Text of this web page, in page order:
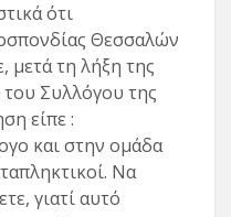
ότι
Θεσσαλών
μετά τη λήξη της
Συλλόγου της
είπε :
και στην ομάδα
Να
γιατί αυτό